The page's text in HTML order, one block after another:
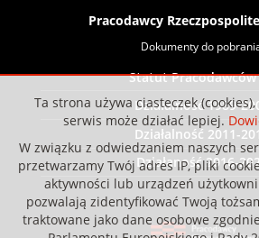
Pracodawcy
Dokumenty do
Statut Pracodawców
Działalność 1989-
Działalność 2011-
Działaność 2016-
Ta strona używa ciasteczek
serwis może działać lepiej.
W związku z odwiedzaniem naszych
przetwarzamy Twój adres IP, pliki
aktywności lub urządzeń
pozwalają zidentyfikować Twoją
traktowane jako dane osobowe